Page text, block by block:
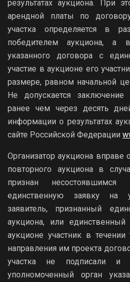
результатах аукциона. При
арендной платы по
участка определяется в
победителем аукциона, а
указанного договора с
участие в аукционе его
размере, равном начальной
Не допускается заключение
ранее чем через десять
информации о результатах
сайте Российской Федерации
Организатор аукциона вправе
повторного аукциона в
признан
единственную заявку на
заявитель, признанный
аукциона, или
аукционе участник в
направления им проекта
участка не подписали и
уполномоченный орган